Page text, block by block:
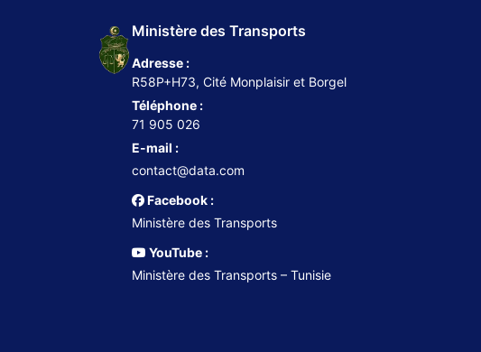
Ministère des Transports
Adresse :
R58P+H73, Cité Monplaisir et Borgel
Téléphone :
71 905 026
E-mail :
contact@data.com
Facebook :
Ministère des Transports
YouTube :
Ministère des Transports – Tunisie